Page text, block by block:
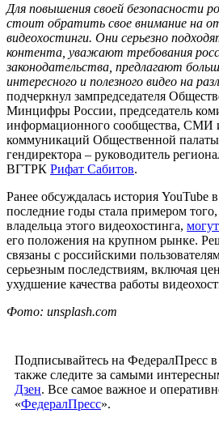
Для повышения своей безопасности
стоит обратить свое внимание на
видеохостинги. Они серьезно
контента, уважают требования
законодательства, предлагают
интересного и полезного видео на
подчеркнул зампредседателя
Минцифры России, председатель
информационного сообщества, СМИ
коммуникаций Общественной
гендиректора – руководитель
ВГТРК Рифат Сабитов.
Ранее обсуждалась история YouTube
последние годы стала примером
владельца этого видеохостинга,
его положения на крупном рынке.
связаны с российскими
серьезным последствиям, включая
ухудшение качества работы
Фото: unsplash.com
Подписывайтесь на ФедералПресс в
также следите за самыми
Дзен. Все самое важное и
«ФедералПресс».